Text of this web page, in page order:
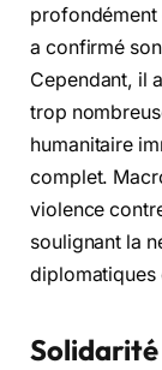
profondément
a confirmé
Cependant, il
trop
humanitaire
complet.
violence
soulignant la
diplomatiques